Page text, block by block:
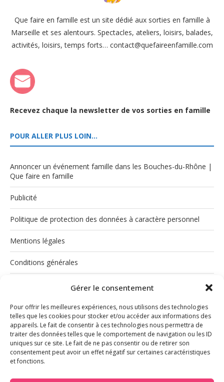
Gérer le consentement
Pour offrir les meilleures expériences, nous utilisons des technologies
telles que les cookies pour stocker et/ou accéder aux informations des
appareils. Le fait de consentir à ces technologies nous permettra de
traiter des données telles que le comportement de navigation ou les ID
uniques sur ce site. Le fait de ne pas consentir ou de retirer son
consentement peut avoir un effet négatif sur certaines caractéristiques
et fonctions.
Que faire en famille est un site dédié aux sorties en famille à
Marseille et ses alentours. Spectacles, ateliers, loisirs, balades,
activités, loisirs, temps forts… contact@quefaireenfamille.com
Recevez chaque la newsletter de vos sorties en famille
POUR ALLER PLUS LOIN…
Annoncer un événement famille dans les Bouches-du-Rhône |
Que faire en famille
Publicité
Politique de protection des données à caractère personnel
Mentions légales
Conditions générales
Politique de cookies (UE)